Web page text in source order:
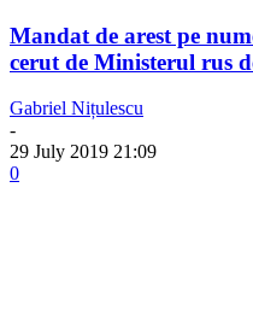
Mandat de arest pe
cerut de Ministerul rus
Gabriel Nițulescu
-
29 July 2019 21:09
0